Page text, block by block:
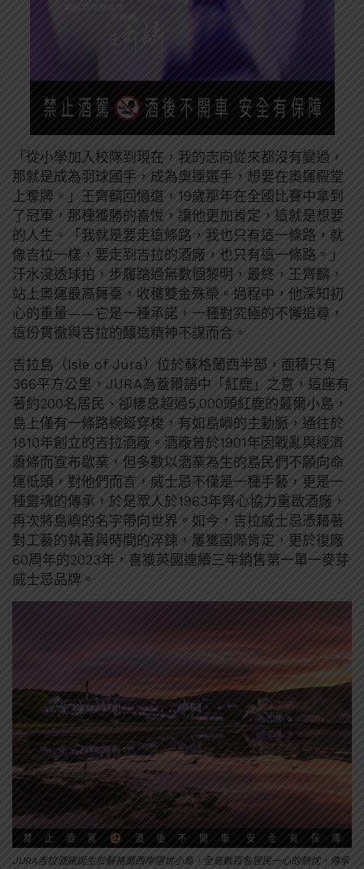
「從小學加入校隊到現在，我的志向從來都沒有變過，
那就是成為羽球國手，成為奧運選手，想要在奧運殿堂
上奪牌。」王齊麟回憶道，19歲那年在全國比賽中拿到
了冠軍，那種獲勝的喜悅，讓他更加肯定，這就是想要
的人生。「我就是要走這條路，我也只有這一條路，就
像吉拉一樣，要走到吉拉的酒廠，也只有這一條路。」
汗水浸透球拍，步履踏過無數個黎明，最終，王齊麟，
站上奧運最高舞臺，收穫雙金殊榮。過程中，他深知初
心的重量——它是一種承諾，一種對究極的不懈追尋，
這份貫徹與吉拉的釀造精神不謀而合。
吉拉島（Isle of Jura）位於蘇格蘭西半部，面積只有
366平方公里，JURA為蓋爾語中「紅鹿」之意，這座有
著約200名居民、卻棲息超過5,000頭紅鹿的蕞爾小島，
島上僅有一條路蜿蜒穿梭，有如島嶼的主動脈，通往於
1810年創立的吉拉酒廠。酒廠曾於1901年因戰亂與經濟
蕭條而宣布歇業，但多數以酒業為生的島民們不願向命
運低頭，對他們而言，威士忌不僅是一種手藝，更是一
種靈魂的傳承，於是眾人於1963年齊心協力重啟酒廠，
再次將島嶼的名字帶向世界。如今，吉拉威士忌憑藉著
對工藝的執著與時間的淬鍊，屢獲國際肯定，更於復廠
60周年的2023年，喜獲英國連續三年銷售第一單一麥芽
威士忌品牌。
JURA吉拉酒廠誕生於蘇格蘭西岸隱世小島，全島數百名居民一心的熱忱，傳承